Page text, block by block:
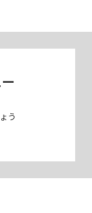
止タイプ
。指すべりがさらさら
う